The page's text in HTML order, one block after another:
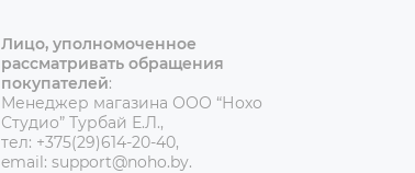
Лицо, уполномоченное
рассматривать обращения
покупателей:
Менеджер магазина ООО “Нохо
Студио” Турбай Е.Л.,
тел: +375(29)614-20-40,
email: support@noho.by.